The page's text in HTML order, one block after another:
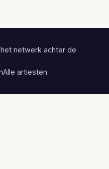
netwerk achter de
Alle artiesten